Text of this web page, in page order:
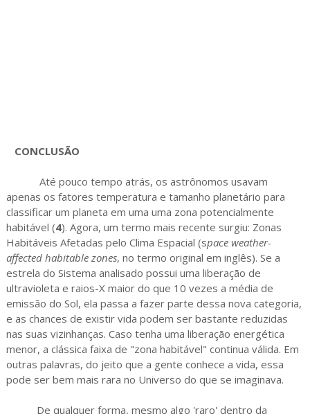
CONCLUSÃO
Até pouco tempo atrás, os astrônomos usavam
apenas os fatores temperatura e tamanho planetário para
classificar um planeta em uma uma zona potencialmente
habitável (4). Agora, um termo mais recente surgiu: Zonas
Habitáveis Afetadas pelo Clima Espacial (space weather-
affected habitable zones, no termo original em inglês). Se a
estrela do Sistema analisado possui uma liberação de
ultravioleta e raios-X maior do que 10 vezes a média de
emissão do Sol, ela passa a fazer parte dessa nova categoria,
e as chances de existir vida podem ser bastante reduzidas
nas suas vizinhanças. Caso tenha uma liberação energética
menor, a clássica faixa de "zona habitável" continua válida. Em
outras palavras, do jeito que a gente conhece a vida, essa
pode ser bem mais rara no Universo do que se imaginava.
De qualquer forma, mesmo algo 'raro' dentro da